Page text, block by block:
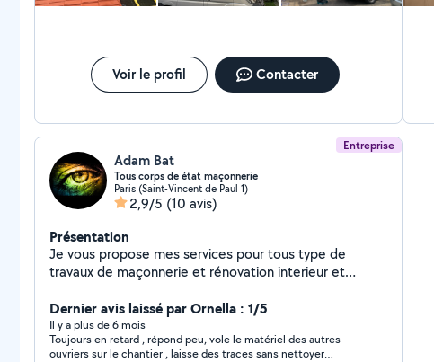
Voir le profil Contacter
Entreprise
Adam Bat
Tous corps de état maçonnerie
Paris (Saint-Vincent de Paul 1)
2,9/5 (10 avis)
Présentation
Je vous propose mes services pour tous type de
travaux de maçonnerie et rénovation interieur et
montage de meuble avec un expérience 27 ans et une
assurance décennale et une équipe de 5 personnes
cdt
Dernier avis laissé par Ornella : 1/5
Il y a plus de 6 mois
Toujours en retard , répond peu, vole le matériel des autres
ouvriers sur le chantier , laisse des traces sans nettoyer